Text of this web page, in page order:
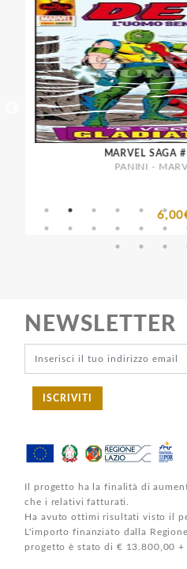
PANINI -
NEWSLETTER
ISCRIVITI
Il progetto ha la finalità di
che i relativi fatturati.
Ha avuto ottimi risultati visto il
L'importo finanziato dalla
progetto è stato di € 13.800,00 +